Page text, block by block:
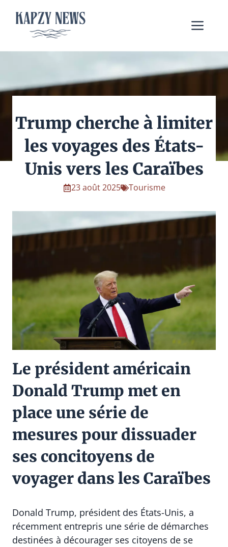
contenu
Trump cherche à limiter
les voyages des États-
Unis vers les Caraïbes
23 août 2025 Tourisme
Le président américain
Donald Trump met en
place une série de
mesures pour dissuader
ses concitoyens de
voyager dans les Caraïbes
Donald Trump, président des États-Unis, a
récemment entrepris une série de démarches
destinées à décourager ses citoyens de se